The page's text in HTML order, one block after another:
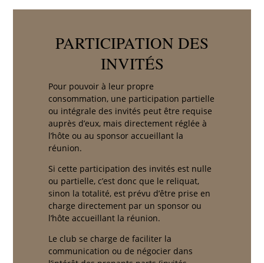
PARTICIPATION DES
INVITÉS
Pour pouvoir à leur propre
consommation, une participation partielle
ou intégrale des invités peut être requise
auprès d’eux, mais directement réglée à
l’hôte ou au sponsor accueillant la
réunion.
Si cette participation des invités est nulle
ou partielle, c’est donc que le reliquat,
sinon la totalité, est prévu d’être prise en
charge directement par un sponsor ou
l’hôte accueillant la réunion.
Le club se charge de faciliter la
communication ou de négocier dans